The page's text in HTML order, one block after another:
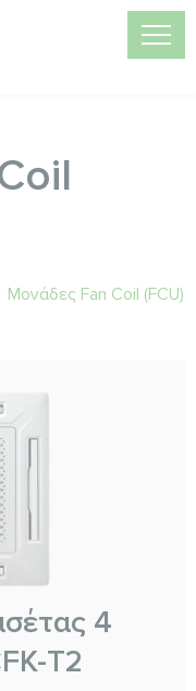
Μονάδες Fan Coil (FCU)
4
T2